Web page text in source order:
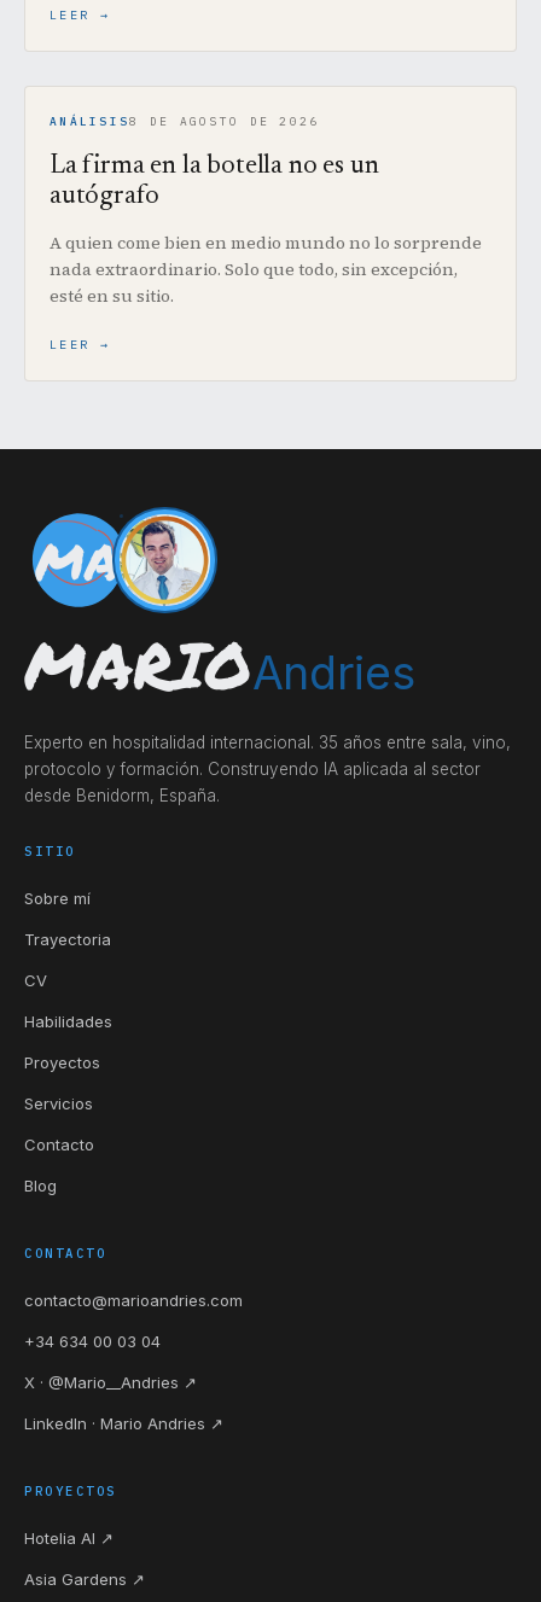
LEER
ANÁLISIS8 DE AGOSTO DE 2026
La firma en la botella no es un
autógrafo
A quien come bien en medio mundo no lo sorprende
nada extraordinario. Solo que todo, sin excepción,
esté en su sitio.
LEER
MA
MARIOAndries
Experto en hospitalidad internacional. 35 años entre sala, vino,
protocolo y formación. Construyendo IA aplicada al sector
desde Benidorm, España.
SITIO
Sobre mí
Trayectoria
CV
Habilidades
Proyectos
Servicios
Contacto
Blog
CONTACTO
contacto@marioandries.com
+34 634 00 03 04
X · @Mario__Andries ↗
LinkedIn · Mario Andries ↗
PROYECTOS
Hotelia AI ↗
Asia Gardens ↗